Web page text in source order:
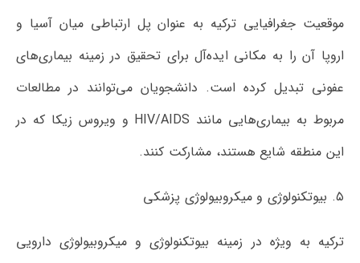
موقعیت جغرافیایی ترکیه به عنوان پل ارتباطی میان آسیا و
اروپا آن را به مکانی ایده‌آل برای تحقیق در زمینه بیماری‌های
عفونی تبدیل کرده است. دانشجویان می‌توانند در مطالعات
مربوط به بیماری‌هایی مانند HIV/AIDS و ویروس زیکا که در
این منطقه شایع هستند، مشارکت کنند.
۵. بیوتکنولوژی و میکروبیولوژی پزشکی
ترکیه به ویژه در زمینه بیوتکنولوژی و میکروبیولوژی دارویی